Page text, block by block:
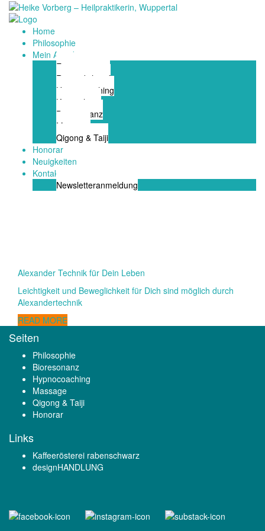
Home
Philosophie
Mein Angebot
Energiestation
Räum dich auf
Hypnocoaching
Kinesiologie
Bioresonanz
Massage
Qigong & Taiji
Honorar
Neuigkeiten
Kontakt
Newsletteranmeldung
Alexander Technik für Dein Leben
Leichtigkeit und Beweglichkeit für Dich sind möglich durch
Alexandertechnik
READ MORE
Seiten
Philosophie
Bioresonanz
Hypnocoaching
Massage
Qigong & Taiji
Honorar
Links
Kaffeerösterei rabenschwarz
designHANDLUNG